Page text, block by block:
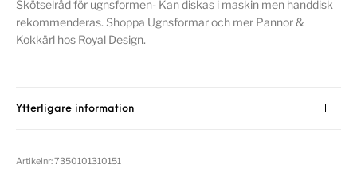
Skötselråd för ugnsformen- Kan diskas i maskin men handdisk
rekommenderas. Shoppa Ugnsformar och mer Pannor &
Kokkärl hos Royal Design.
Ytterligare information
Artikelnr:7350101310151